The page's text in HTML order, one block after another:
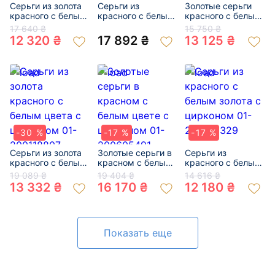
Серьги из золота
красного с белым
цвета с цирконом
01-200038881
17 640 ₴
12 320 ₴
Серьги из
красного с белым
01-200894377
17 892 ₴
Золотые серьги
красного с белым
цвета с цирконом
01-200748320
15 750 ₴
13 125 ₴
-30 %
Серьги из золота
красного с белым
цвета с цирконом
01-200118807
19 089 ₴
13 332 ₴
-17 %
Золотые серьги в
красном с белым
цвете с цирконом
01-200605491
19 404 ₴
16 170 ₴
-17 %
Серьги из
красного с белым
золота с цирконом
01-200412329
14 616 ₴
12 180 ₴
Показать еще